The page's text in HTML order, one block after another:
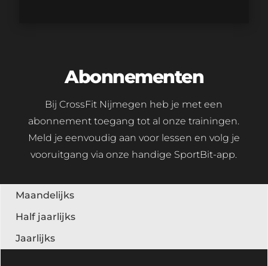
Abonnementen
Bij CrossFit Nijmegen heb je met een
abonnement toegang tot al onze trainingen.
Meld je eenvoudig aan voor lessen en volg je
vooruitgang via onze handige SportBit-app.
Maandelijks
Half jaarlijks
Jaarlijks